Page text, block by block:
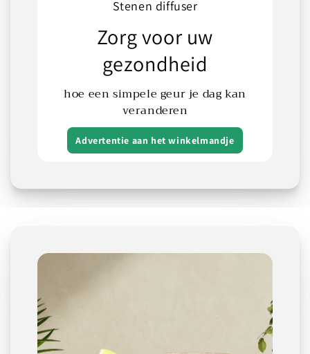
Stenen diffuser
Zorg voor uw
gezondheid
hoe een simpele geur je dag kan
veranderen
Advertentie aan het winkelmandje